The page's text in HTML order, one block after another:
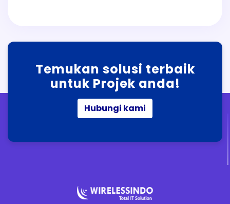
Temukan solusi terbaik
untuk Projek anda!
Hubungi kami